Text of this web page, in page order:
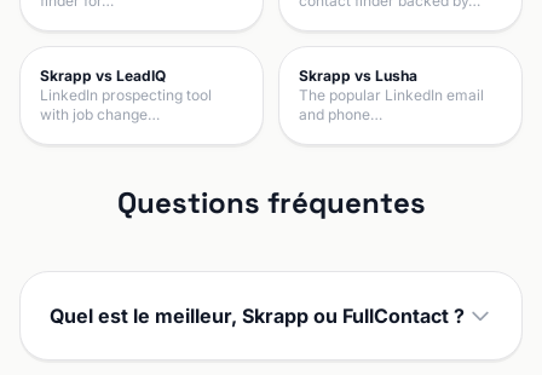
Skrapp vs LeadIQ
LinkedIn prospecting tool
with job change…
Skrapp vs Lusha
The popular LinkedIn email
and phone…
Questions fréquentes
Quel est le meilleur, Skrapp ou FullContact ?